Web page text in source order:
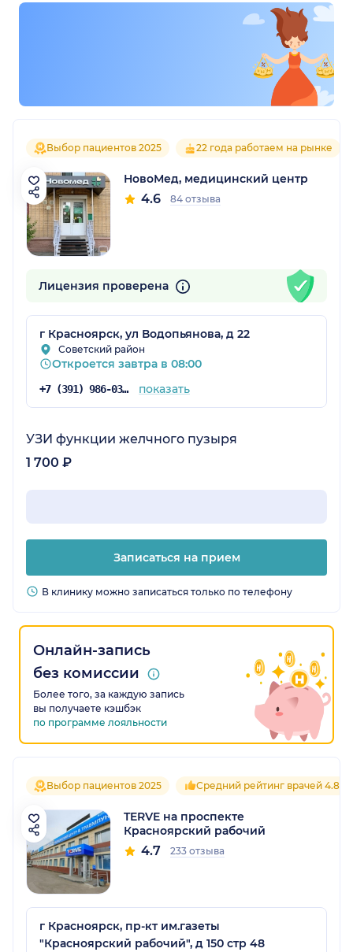
Выбор пациентов 2025 22 года работаем на рынке
НовоМед, медицинский центр
4.6 84 отзыва
Лицензия проверена
г Красноярск, ул Водопьянова, д 22
Советский район
Откроется завтра в 08:00
+7 (391) 986-03-09 показать
УЗИ функции желчного пузыря
1 700 ₽
Записаться на прием
В клинику можно записаться только по телефону
Онлайн-запись
без комиссии
Более того, за каждую запись
вы получаете кэшбэк
по программе лояльности
Выбор пациентов 2025 Средний рейтинг врачей 4.8
TERVE на проспекте
Красноярский рабочий
4.7 233 отзыва
г Красноярск, пр-кт им.газеты
"Красноярский рабочий", д 150 стр 48